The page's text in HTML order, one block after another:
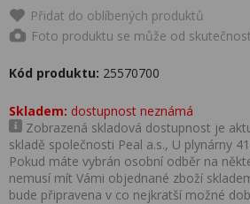
Přidat do oblíbených produktů
Foto produktu se může od
Kód produktu: 25570700
Skladem: dostupnost neznámá
Zobrazená skladová dostupnost je
skladě společnosti Peal a.s., U plynárny
Pokud máte vybrán osobní odběr na
nemusí mít Vámi objednané zboží
bude připravena v co nejkratší možné